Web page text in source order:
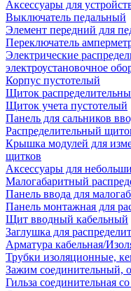
Аксессуары для
Выключатель педальный
Элемент передний для
Переключатель
Электрические
электроустановочное
Корпус пустотелый
Щиток
Щиток учета пустотелый
Панель для сальников
Распределительный
Крышка модулей для
щитков
Аксессуары для
Малогабаритный
Панель ввода для
Панель монтажная для
Щит вводный кабельный
Заглушка для
Арматура кабельная/
Трубки изоляционные,
Зажим соединительный,
Гильза соединительная